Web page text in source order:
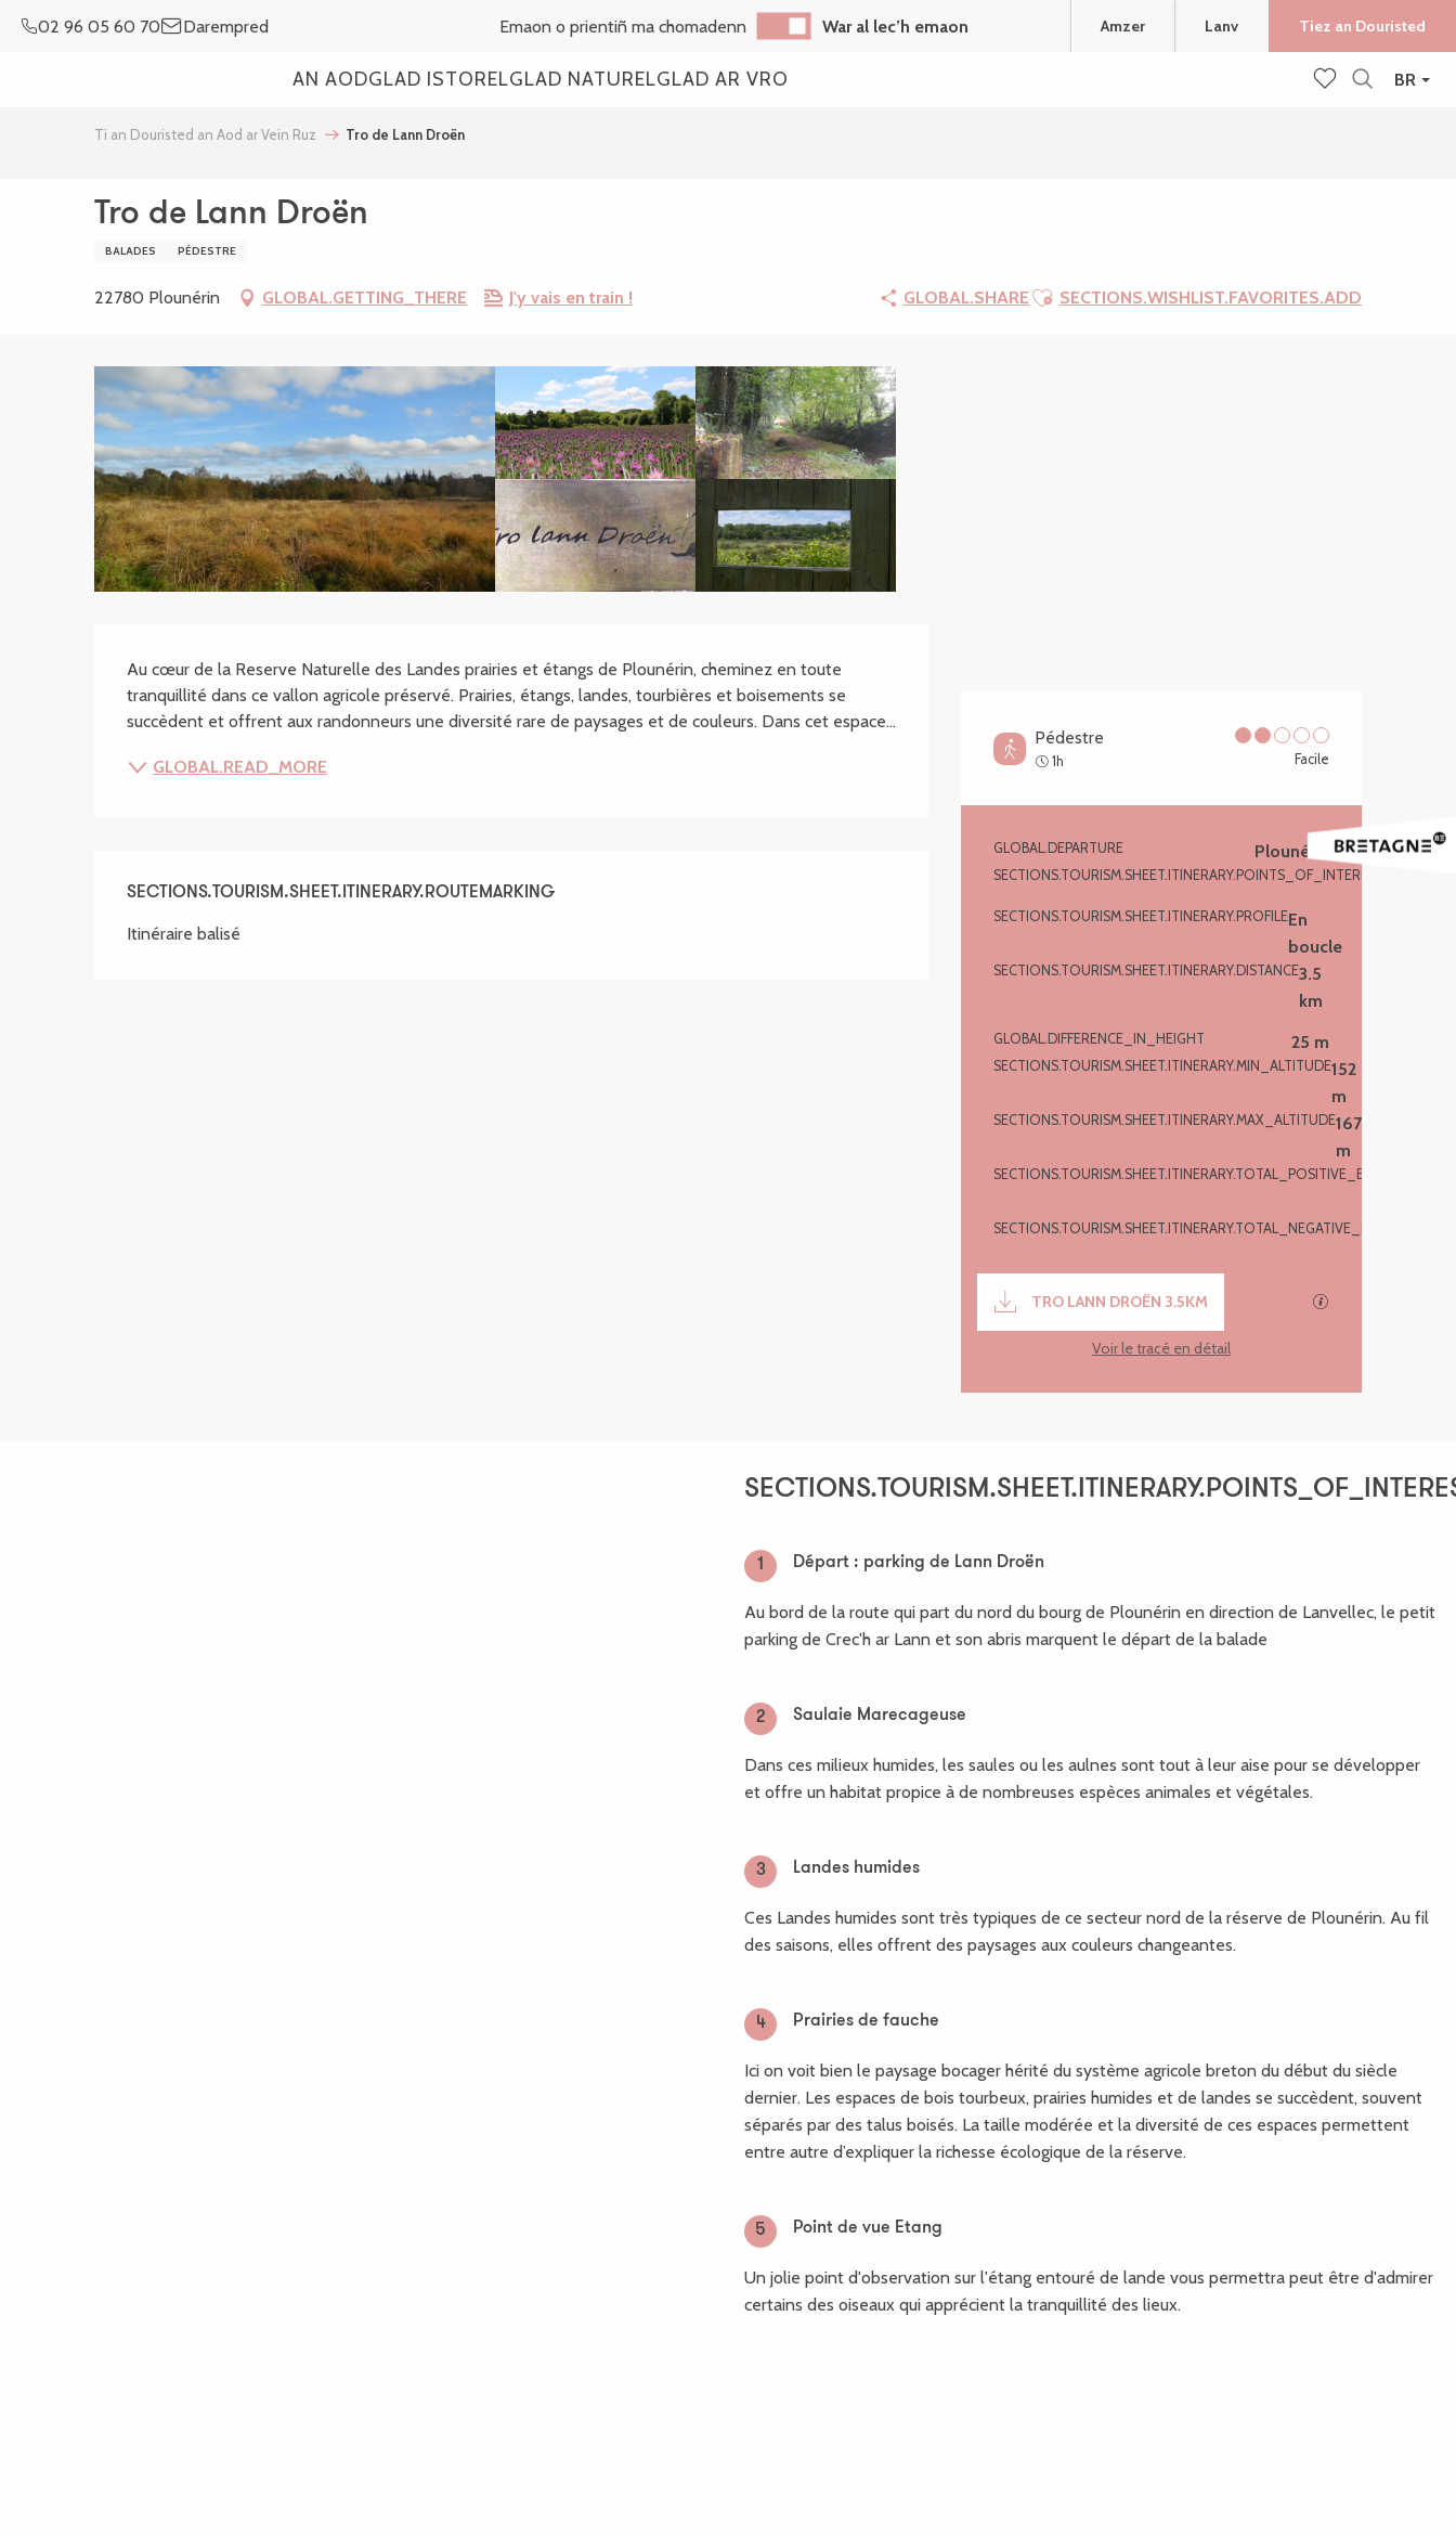
BR
02 96 05 60 70 Darempred Emaon o prientiñ ma chomadenn War al lec’h emaon Amzer Lanv Tiez an Douristed
AN AODGLAD ISTORELGLAD NATURELGLAD AR VRO
Ti an Douristed an Aod ar Vein Ruz Tro de Lann Droën
Tro de Lann Droën
BALADES PÉDESTRE
22780 Plounérin GLOBAL.GETTING_THERE J'y vais en train ! GLOBAL.SHARE Ajouter aux favoris
SECTIONS.WISHLIST.FAVORITES.ADD
Pédestre
1h Facile
Informations pratiques
GLOBAL.DEPARTURE Plounérin
SECTIONS.TOURISM.SHEET.ITINERARY.POINTS_OF_INTEREST
SECTIONS.TOURISM.SHEET.ITINERARY.PROFILEEn
boucle
SECTIONS.TOURISM.SHEET.ITINERARY.DISTANCE3.5
km
GLOBAL.DIFFERENCE_IN_HEIGHT 25 m
SECTIONS.TOURISM.SHEET.ITINERARY.MIN_ALTITUDE152
m
SECTIONS.TOURISM.SHEET.ITINERARY.MAX_ALTITUDE167
m
SECTIONS.TOURISM.SHEET.ITINERARY.TOTAL_POSITIVE_ELEVATION
SECTIONS.TOURISM.SHEET.ITINERARY.TOTAL_NEGATIVE_ELEVATION
Documentation
TRO LANN DROËN 3.5KM
Voir le tracé en détail
SECTIONS.TOURISM.SHEET.DESCRIPTION
Au cœur de la Reserve Naturelle des Landes prairies et étangs de Plounérin, cheminez en toute
tranquillité dans ce vallon agricole préservé. Prairies, étangs, landes, tourbières et boisements se
succèdent et offrent aux randonneurs une diversité rare de paysages et de couleurs. Dans cet espace...
GLOBAL.READ_MORE
SECTIONS.TOURISM.SHEET.ITINERARY.ROUTEMARKING
Itinéraire balisé
SECTIONS.TOURISM.SHEET.ITINERARY.POINTS_OF_INTEREST
1 Départ : parking de Lann Droën
Au bord de la route qui part du nord du bourg de Plounérin en direction de Lanvellec, le petit
parking de Crec'h ar Lann et son abris marquent le départ de la balade
2 Saulaie Marecageuse
Dans ces milieux humides, les saules ou les aulnes sont tout à leur aise pour se développer
et offre un habitat propice à de nombreuses espèces animales et végétales.
3 Landes humides
Ces Landes humides sont très typiques de ce secteur nord de la réserve de Plounérin. Au fil
des saisons, elles offrent des paysages aux couleurs changeantes.
4 Prairies de fauche
Ici on voit bien le paysage bocager hérité du système agricole breton du début du siècle
dernier. Les espaces de bois tourbeux, prairies humides et de landes se succèdent, souvent
séparés par des talus boisés. La taille modérée et la diversité de ces espaces permettent
entre autre d’expliquer la richesse écologique de la réserve.
5 Point de vue Etang
Un jolie point d'observation sur l'étang entouré de lande vous permettra peut être d'admirer
certains des oiseaux qui apprécient la tranquillité des lieux.